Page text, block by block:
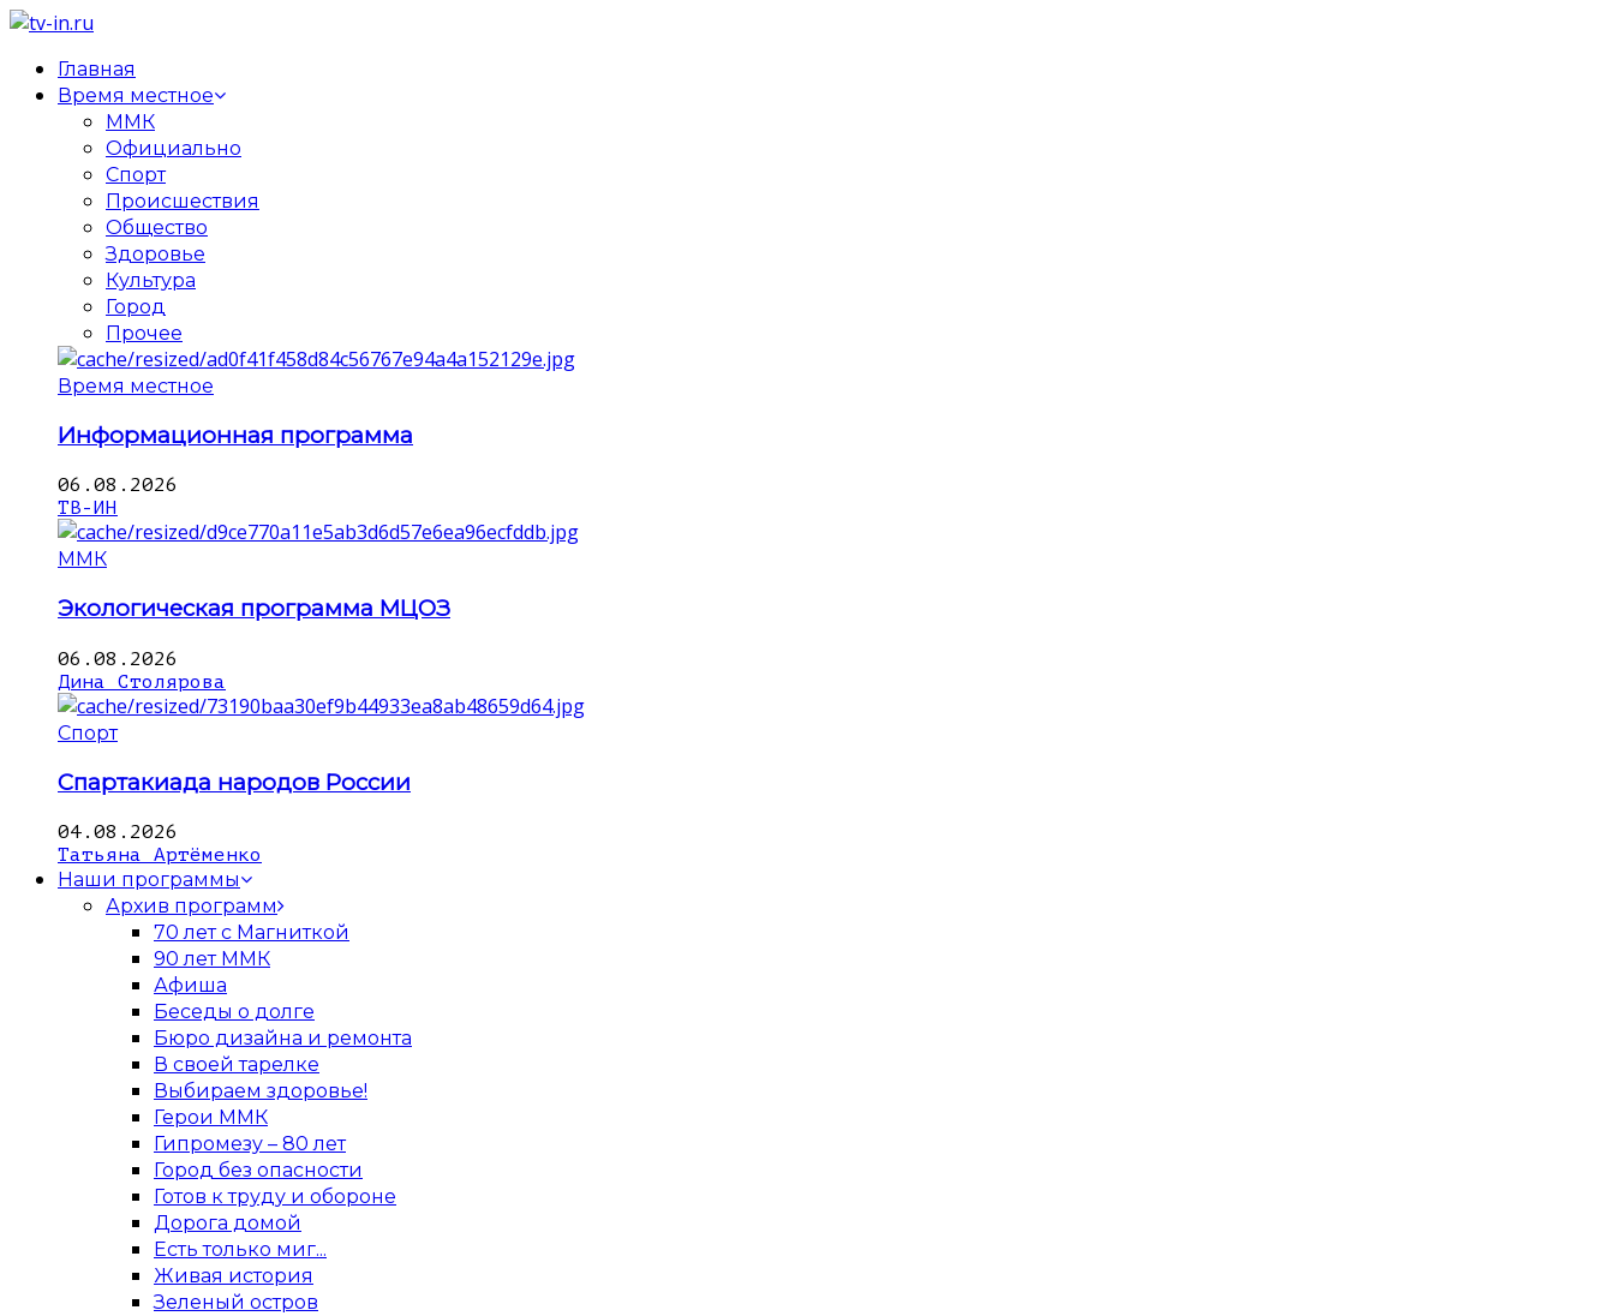
Главная
Время местное
ММК
Официально
Спорт
Происшествия
Общество
Здоровье
Культура
Город
Прочее
Время местное
Информационная программа
06.08.2026
ТВ-ИН
ММК
Экологическая программа МЦОЗ
06.08.2026
Дина Столярова
Спорт
Спартакиада народов России
04.08.2026
Татьяна Артёменко
Наши программы
Архив программ
70 лет с Магниткой
90 лет ММК
Афиша
Беседы о долге
Бюро дизайна и ремонта
В своей тарелке
Выбираем здоровье!
Герои ММК
Гипромезу – 80 лет
Город без опасности
Готов к труду и обороне
Дорога домой
Есть только миг...
Живая история
Зеленый остров